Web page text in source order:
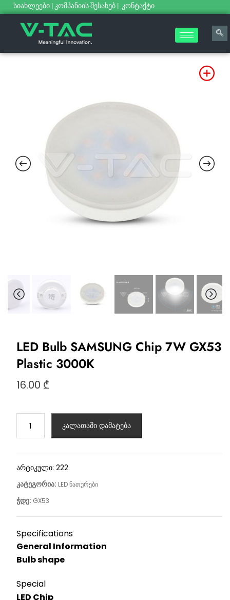
სიახლეები | კომპანიის შესახებ | კონტაქტი
LED Bulb SAMSUNG Chip 7W GX53
Plastic 3000K
16.00 ₾
კალათაში დამატება
არტიკული: 222
კატეგორია: LED ნათურები
ჭდე: GX53
Specifications
General Information
Bulb shape
Special
LED Chip